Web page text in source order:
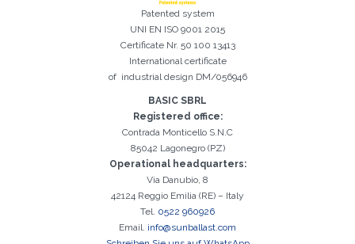
Patented system
UNI EN ISO 9001 2015
Certificate Nr. 50 100 13413
International certificate
of industrial design DM/056946
BASIC SBRL
Registered office:
Contrada Monticello S.N.C
85042 Lagonegro (PZ)
Operational headquarters:
Via Danubio, 8
42124 Reggio Emilia (RE) – Italy
Tel. 0522 960926
Email. info@sunballast.com